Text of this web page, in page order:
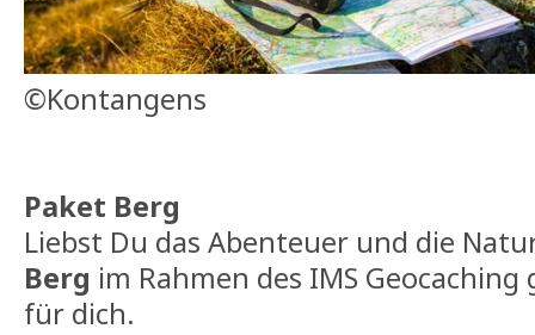
©Kontangens
Paket Berg
Liebst Du das Abenteuer und die
Berg im Rahmen des IMS
für dich.